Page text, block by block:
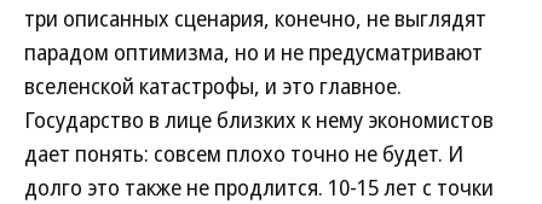
три описанных сценария, конечно, не выглядят
парадом оптимизма, но и не предусматривают
вселенской катастрофы, и это главное.
Государство в лице близких к нему экономистов
дает понять: совсем плохо точно не будет. И
долго это также не продлится. 10-15 лет с точки